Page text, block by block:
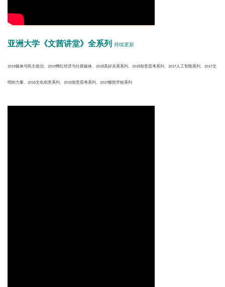
亚洲大学《文茜讲堂》全系列 持续更新
2019媒体与民主政治、 2019网红经济与社群媒体、 2018美好关系系列、 2018创意思考系列、 2017人工智能系列、 2017文
明的力量、 2016文化创意系列、 2016创意思考系列、 2015愉悦学校系列